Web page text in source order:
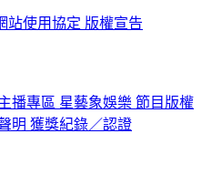
站使用協定 版權宣告
播專區 星藝象娛樂 節目版權
明 獲獎紀錄／認證